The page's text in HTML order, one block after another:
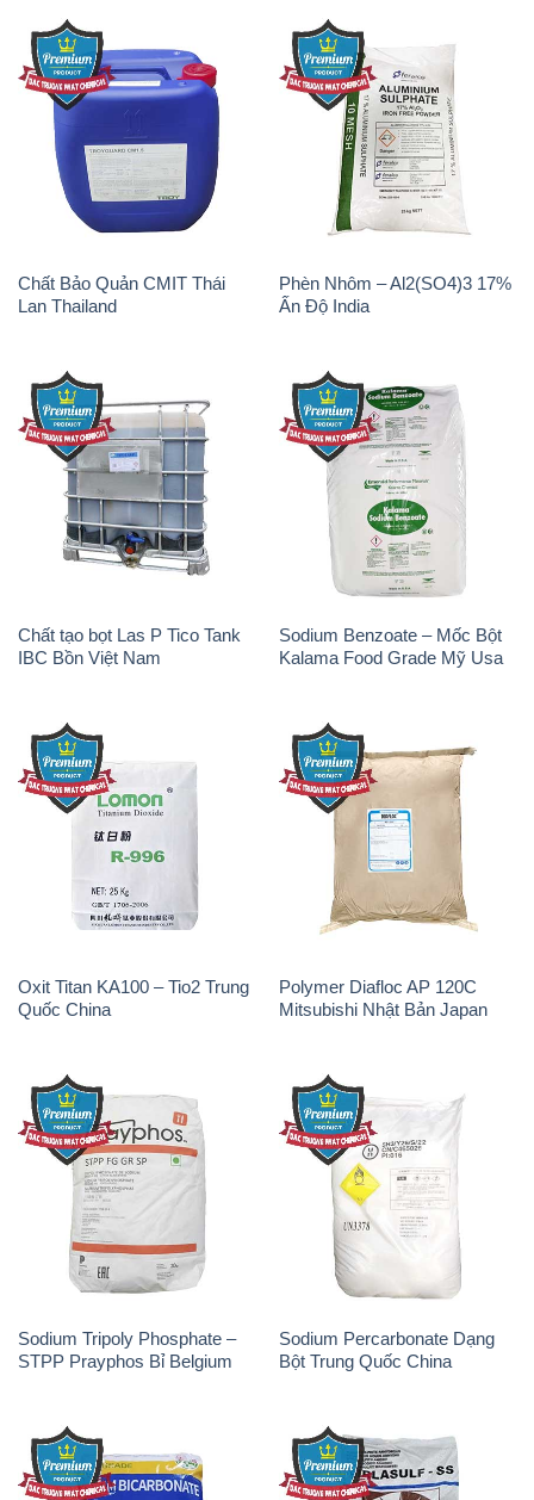
Chất Bảo Quản CMIT Thái
Lan Thailand
Phèn Nhôm – Al2(SO4)3 17%
Ấn Độ India
Chất tạo bọt Las P Tico Tank
IBC Bồn Việt Nam
Sodium Benzoate – Mốc Bột
Kalama Food Grade Mỹ Usa
Oxit Titan KA100 – Tio2 Trung
Quốc China
Polymer Diafloc AP 120C
Mitsubishi Nhật Bản Japan
Sodium Tripoly Phosphate –
STPP Prayphos Bỉ Belgium
Sodium Percarbonate Dạng
Bột Trung Quốc China